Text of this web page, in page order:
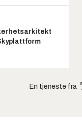
En tjeneste fra